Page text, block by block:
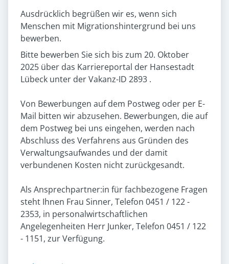
Ausdrücklich begrüßen wir es, wenn sich
Menschen mit Migrationshintergrund bei uns
bewerben.
Bitte bewerben Sie sich bis zum 20. Oktober
2025 über das Karriereportal der Hansestadt
Lübeck unter der Vakanz-ID 2893 .
Von Bewerbungen auf dem Postweg oder per E-
Mail bitten wir abzusehen. Bewerbungen, die auf
dem Postweg bei uns eingehen, werden nach
Abschluss des Verfahrens aus Gründen des
Verwaltungsaufwandes und der damit
verbundenen Kosten nicht zurückgesandt.
Als Ansprechpartner:in für fachbezogene Fragen
steht Ihnen Frau Sinner, Telefon 0451 / 122 -
2353, in personalwirtschaftlichen
Angelegenheiten Herr Junker, Telefon 0451 / 122
- 1151, zur Verfügung.